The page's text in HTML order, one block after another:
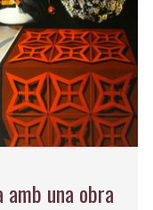
amb una obra